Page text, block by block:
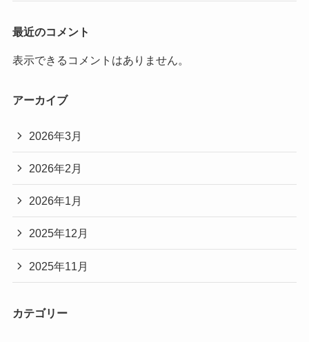
最近のコメント
表示できるコメントはありません。
アーカイブ
2026年3月
2026年2月
2026年1月
2025年12月
2025年11月
カテゴリー